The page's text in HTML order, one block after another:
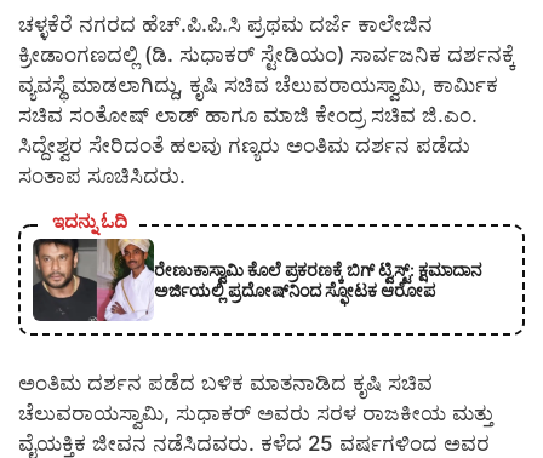
ಚಳ್ಳಕೆರೆ ನಗರದ ಹೆಚ್.ಪಿ.ಪಿ.ಸಿ ಪ್ರಥಮ ದರ್ಜೆ ಕಾಲೇಜಿನ
ಕ್ರೀಡಾಂಗಣದಲ್ಲಿ (ಡಿ. ಸುಧಾಕರ್ ಸ್ಟೇಡಿಯಂ) ಸಾರ್ವಜನಿಕ ದರ್ಶನಕ್ಕೆ
ವ್ಯವಸ್ಥೆ ಮಾಡಲಾಗಿದ್ದು, ಕೃಷಿ ಸಚಿವ ಚೆಲುವರಾಯಸ್ವಾಮಿ, ಕಾರ್ಮಿಕ
ಸಚಿವ ಸಂತೋಷ್ ಲಾಡ್ ಹಾಗೂ ಮಾಜಿ ಕೇಂದ್ರ ಸಚಿವ ಜಿ.ಎಂ.
ಸಿದ್ದೇಶ್ವರ ಸೇರಿದಂತೆ ಹಲವು ಗಣ್ಯರು ಅಂತಿಮ ದರ್ಶನ ಪಡೆದು
ಸಂತಾಪ ಸೂಚಿಸಿದರು.
ಇದನ್ನು ಓದಿ
ರೇಣುಕಾಸ್ವಾಮಿ ಕೊಲೆ ಪ್ರಕರಣಕ್ಕೆ ಬಿಗ್ ಟ್ವಿಸ್ಟ್: ಕ್ಷಮಾದಾನ
ಅರ್ಜಿಯಲ್ಲಿ ಪ್ರದೋಷ್‌ನಿಂದ ಸ್ಫೋಟಕ ಆರೋಪ
ಅಂತಿಮ ದರ್ಶನ ಪಡೆದ ಬಳಿಕ ಮಾತನಾಡಿದ ಕೃಷಿ ಸಚಿವ
ಚೆಲುವರಾಯಸ್ವಾಮಿ, ಸುಧಾಕರ್ ಅವರು ಸರಳ ರಾಜಕೀಯ ಮತ್ತು
ವೈಯಕ್ತಿಕ ಜೀವನ ನಡೆಸಿದವರು. ಕಳೆದ 25 ವರ್ಷಗಳಿಂದ ಅವರ